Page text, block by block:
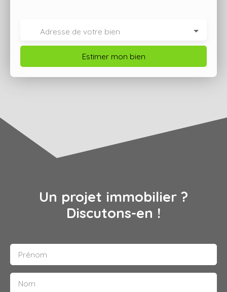
Adresse de votre bien
Estimer mon bien
Un projet immobilier ?
Discutons-en !
Prénom
Nom